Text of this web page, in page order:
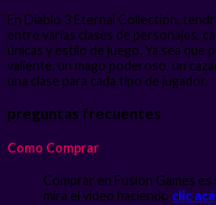
En Diablo 3 Eternal Collection,
entre varias clases de personajes,
únicas y estilo de juego. Ya sea
valiente, un mago poderoso, un
una clase para cada tipo de jugador.
preguntas frecuentes
Como Comprar
Comprar en Fusion Games es
mira el video haciendo clic acá